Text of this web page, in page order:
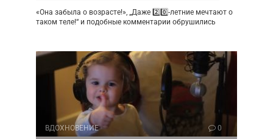
«Она забыла о возрасте!», „Даже 2️⃣0️⃣-летние мечтают о
таком теле!“ и подобные комментарии обрушились
ВДОХНОВЕНИЕ 0